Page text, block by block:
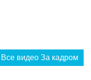
Все видео За кадром